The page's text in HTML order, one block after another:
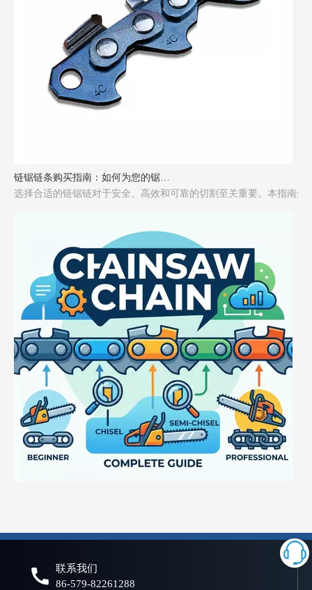
选择合适的链锯链对于安全、高效和可靠的切割至关重要。本指南
联系我们
86-579-82261288